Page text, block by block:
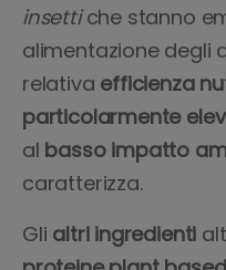
insettiche stanno
alimentazione degli
relativa efficienza
particolarmente
al basso impatto
caratterizza.
Gli altri ingredienti